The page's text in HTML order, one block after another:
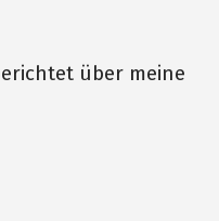
über meine